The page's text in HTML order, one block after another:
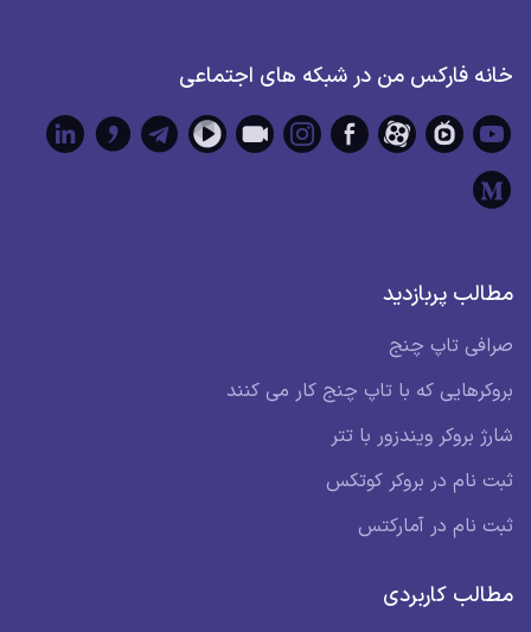
خانه فارکس من در شبکه های اجتماعی
مطالب پربازدید
صرافی تاپ چنج
بروکرهایی که با تاپ چنج کار می کنند
شارژ بروکر ویندزور با تتر
ثبت نام در بروکر کوتکس
ثبت نام در آمارکتس
مطالب کاربردی